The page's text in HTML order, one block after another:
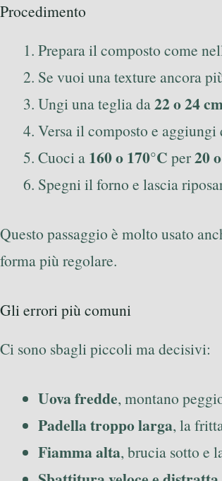
Procedimento
Prepara il composto come
Se vuoi una texture ancora
Ungi una teglia da22 o 24
Versa il composto e
Cuoci a 160 o 170°C per20
Spegni il forno e lascia
Questo passaggio è molto usato
forma più regolare.
Gli errori più comuni
Ci sono sbagli piccoli ma decisivi:
Uova fredde, montano
Padella troppo larga, la
Fiamma alta, brucia sotto e